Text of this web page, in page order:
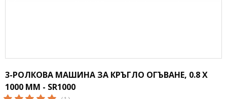
3-РОЛКОВА МАШИНА ЗА КРЪГЛО ОГЪВАНЕ, 0.8 X
1000 ММ - SR1000